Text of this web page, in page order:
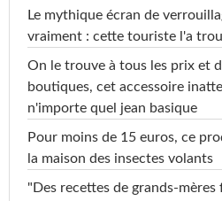
Le mythique écran de
vraiment : cette touriste l'a
On le trouve à tous les prix et
boutiques, cet accessoire
n'importe quel jean basique
Pour moins de 15 euros, ce
la maison des insectes volants
"Des recettes de grands-mères